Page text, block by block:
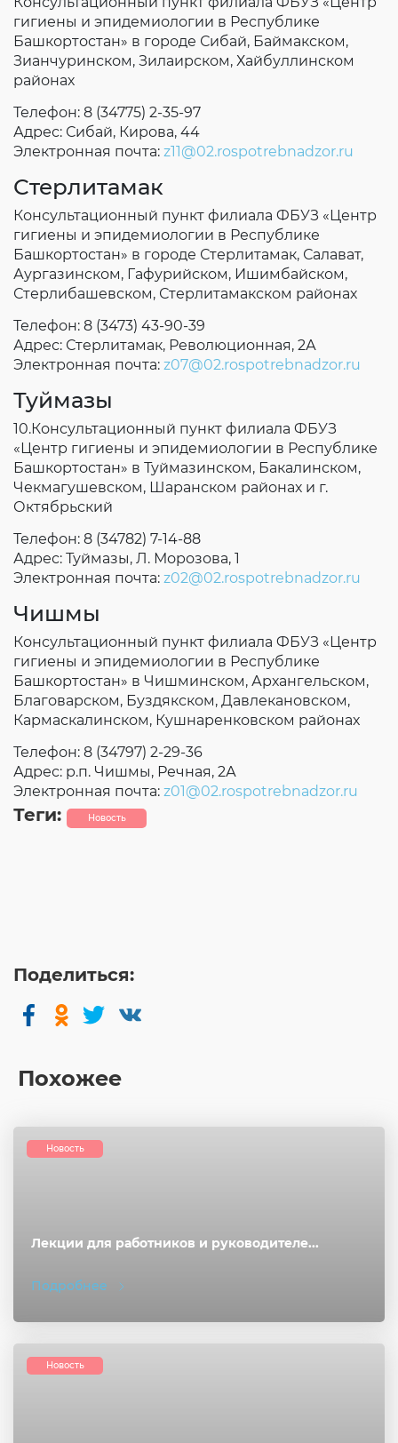
гигиены и эпидемиологии в Республике
Башкортостан» в городе Сибай, Баймакском,
Зианчуринском, Зилаирском, Хайбуллинском
районах
Телефон: 8 (34775) 2-35-97
Адрес: Сибай, Кирова, 44
Электронная почта: z11@02.rospotrebnadzor.ru
Стерлитамак
Консультационный пункт филиала ФБУЗ «Центр
гигиены и эпидемиологии в Республике
Башкортостан» в городе Стерлитамак, Салават,
Аургазинском, Гафурийском, Ишимбайском,
Стерлибашевском, Стерлитамакском районах
Телефон: 8 (3473) 43-90-39
Адрес: Стерлитамак, Революционная, 2А
Электронная почта: z07@02.rospotrebnadzor.ru
Туймазы
10.Консультационный пункт филиала ФБУЗ
«Центр гигиены и эпидемиологии в Республике
Башкортостан» в Туймазинском, Бакалинском,
Чекмагушевском, Шаранском районах и г.
Октябрьский
Телефон: 8 (34782) 7-14-88
Адрес: Туймазы, Л. Морозова, 1
Электронная почта: z02@02.rospotrebnadzor.ru
Чишмы
Консультационный пункт филиала ФБУЗ «Центр
гигиены и эпидемиологии в Республике
Башкортостан» в Чишминском, Архангельском,
Благоварском, Буздякском, Давлекановском,
Кармаскалинском, Кушнаренковском районах
Телефон: 8 (34797) 2-29-36
Адрес: р.п. Чишмы, Речная, 2А
Электронная почта: z01@02.rospotrebnadzor.ru
Теги: Новость
Поделиться:
Похожее
Лекции для работников и руководителе...
Подробнее
Новость
Новость